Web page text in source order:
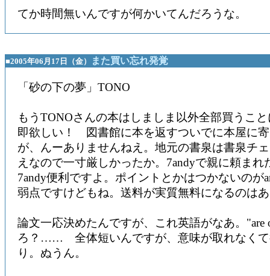
てか時間無いんですが何かいてんだろうな。
■2005年06月17日（金） また買い忘れ発覚
「砂の下の夢」TONO
もうTONOさんの本はしましま以外全部買うこ
即欲しい！ 図書館に本を返すついでに本屋に
が、んーありませんねえ。地元の書泉は書泉チ
えなので一寸厳しかったか。7andyで親に頼まれ
7andy便利ですよ。ポイントとかはつかないのが
弱点ですけどもね。送料が実質無料になるのは
論文一応決めたんですが、これ英語がなあ。"are
ろ？…… 全体短いんですが、意味が取れなくて
り。ぬうん。